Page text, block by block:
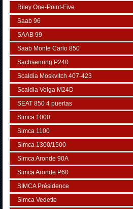
Riley One-Point-Five
Saab 96
SAAB 99
Saab Monte Carlo 850
Sachsenring P240
Scaldia Moskvitch 407-423
Scaldia Volga M24D
SEAT 850 4 puertas
Simca 1000
Simca 1100
Simca 1300/1500
Simca Aronde 90A
Simca Aronde P60
SIMCA Présidence
Simca Vedette